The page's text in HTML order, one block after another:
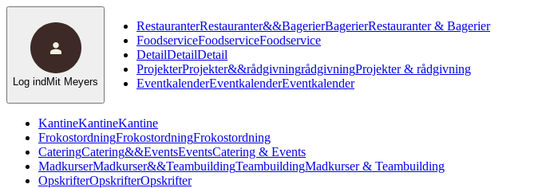
KantineKantineKantine
FrokostordningFrokostordningFrokostordning
CateringCatering&&EventsEventsCatering & Events
MadkurserMadkurser&&TeambuildingTeambuildingMadkurser & Teambuilding
OpskrifterOpskrifterOpskrifter
RestauranterRestauranter&&BagerierBagerierRestauranter & Bagerier
FoodserviceFoodserviceFoodservice
DetailDetailDetail
ProjekterProjekter&&rådgivningrådgivningProjekter & rådgivning
EventkalenderEventkalenderEventkalender
Log ind Mit Meyers